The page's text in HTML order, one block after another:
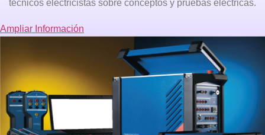
técnicos electricistas sobre conceptos y pruebas eléctricas.
Ampliar Información